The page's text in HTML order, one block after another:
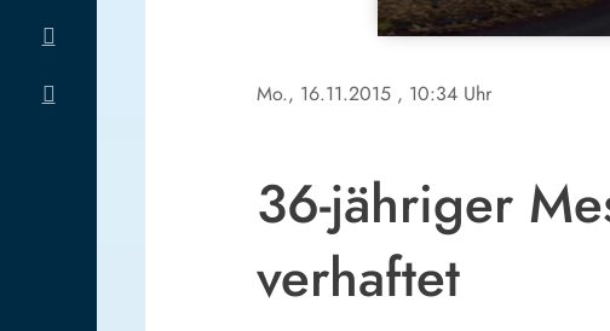
Mo., 16.11.2015 , 10:34 Uhr
36-jähriger
verhaftet